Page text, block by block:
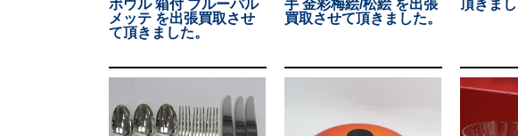
ボウル 箱付 ブルーパル
メッテ を出張買取させ
て頂きました。
手 金彩梅絵/松絵 を出張
買取させて頂きました。
頂きまし